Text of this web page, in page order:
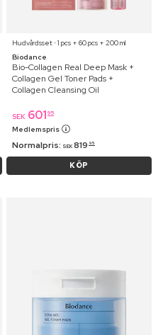
Hudvårdsset ⋅ 1 pcs + 60 pcs + 200 ml
Biodance
Bio-Collagen Real Deep Mask +
Collagen Gel Toner Pads +
Collagen Cleansing Oil
SEK 601 95
Medlemspris
Normalpris: SEK 819 95
KÖP